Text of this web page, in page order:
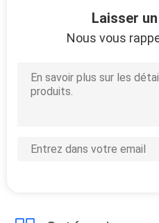
Laisser
Nous vous